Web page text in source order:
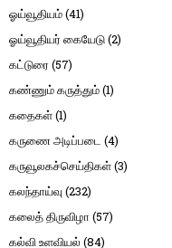
ஓய்வூதியம்(41)
ஓய்வூதியர் கையேடு(2)
கட்டுரை (57)
கண்ணும் கருத்தும்(1)
கதைகள்(1)
கருணை அடிப்படை (4)
கருவூலகச்செய்திகள்(3)
கலந்தாய்வு (232)
கலைத் திருவிழா (57)
கல்வி உளவியல் (84)